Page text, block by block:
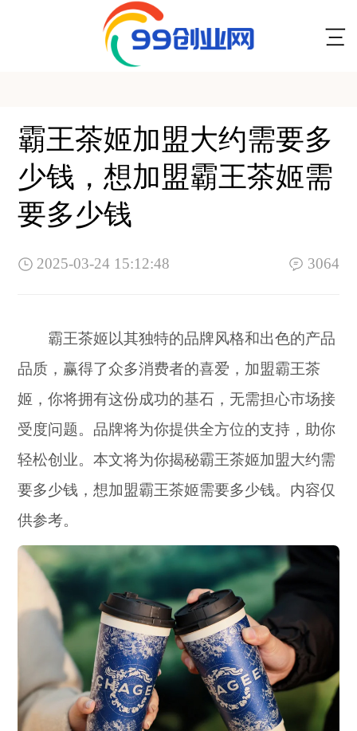
霸王茶姬加盟大约需要多
少钱，想加盟霸王茶姬需
要多少钱
2025-03-24 15:12:48 3064
霸王茶姬以其独特的品牌风格和出色的产品
品质，赢得了众多消费者的喜爱，加盟霸王茶
姬，你将拥有这份成功的基石，无需担心市场接
受度问题。品牌将为你提供全方位的支持，助你
轻松创业。本文将为你揭秘霸王茶姬加盟大约需
要多少钱，想加盟霸王茶姬需要多少钱。内容仅
供参考。